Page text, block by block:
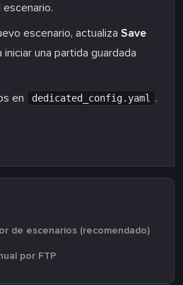
escenario, actualiza Save
iniciar una partida guardada
en
dedicated_config.yaml
.
de escenarios (recomendado)
por FTP